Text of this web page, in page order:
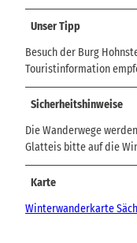
Unser Tipp
Besuch der Burg
Touristinformation
Sicherheitshinweise
Die Wanderwege
Glatteis bitte auf die
Karte
Winterwanderkarte